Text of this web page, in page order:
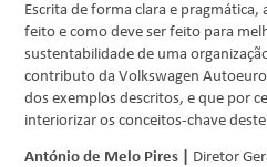
Escrita de forma clara e
feito e como deve ser feito para
sustentabilidade de uma
contributo da Volkswagen
dos exemplos descritos, e que por
interiorizar os conceitos-chave
António de Melo Pires | Diretor